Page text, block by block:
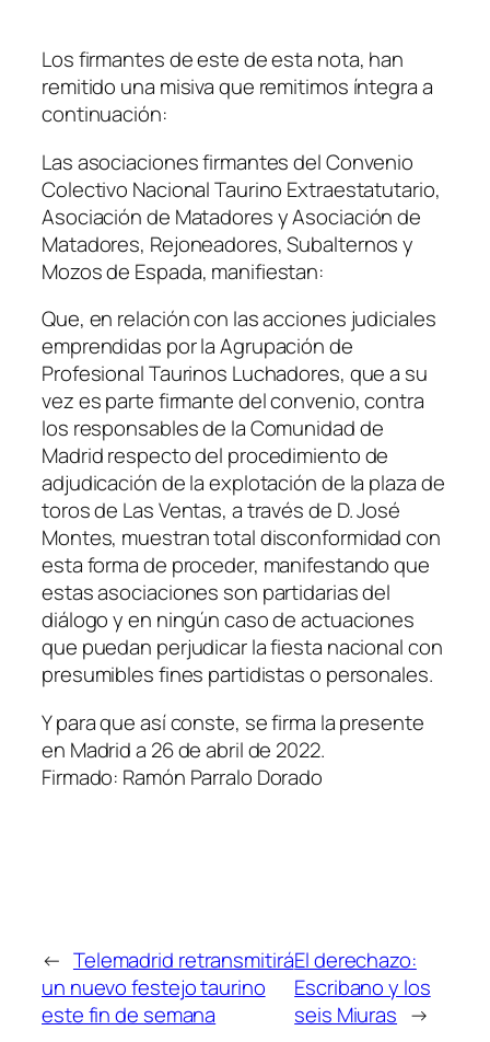
Los firmantes de este de esta nota, han
remitido una misiva que remitimos íntegra a
continuación:
Las asociaciones firmantes del Convenio
Colectivo Nacional Taurino Extraestatutario,
Asociación de Matadores y Asociación de
Matadores, Rejoneadores, Subalternos y
Mozos de Espada, manifiestan:
Que, en relación con las acciones judiciales
emprendidas por la Agrupación de
Profesional Taurinos Luchadores, que a su
vez es parte firmante del convenio, contra
los responsables de la Comunidad de
Madrid respecto del procedimiento de
adjudicación de la explotación de la plaza de
toros de Las Ventas, a través de D. José
Montes, muestran total disconformidad con
esta forma de proceder, manifestando que
estas asociaciones son partidarias del
diálogo y en ningún caso de actuaciones
que puedan perjudicar la fiesta nacional con
presumibles fines partidistas o personales.
Y para que así conste, se firma la presente
en Madrid a 26 de abril de 2022.
Firmado: Ramón Parralo Dorado
← Telemadrid retransmitirá
un nuevo festejo taurino
este fin de semana
El derechazo:
Escribano y los
seis Miuras →